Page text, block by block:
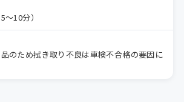
10分）
のため拭き取り不良は車検不合格の要因に